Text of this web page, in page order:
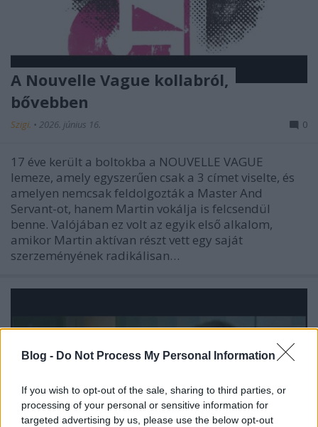
Blog - Do Not Process My Personal Information
If you wish to opt-out of the sale, sharing to third parties, or
processing of your personal or sensitive information for
targeted advertising by us, please use the below opt-out
A Nouvelle Vague kollabról,
bővebben
Szigi. • 2026. június 16. 0
17 éve került a boltokba a NOUVELLE VAGUE
lemeze, amely egyszerűen csak a 3 címet viselte, és
amelyen nemcsak feldolgozták a Master And
Servant-ot, hanem Martin vokálja is felcsendül
benne. Valójában ez volt az egyik első alkalom,
amikor Martin aktívan részt vett egy saját
szerzeményének radikálisan…